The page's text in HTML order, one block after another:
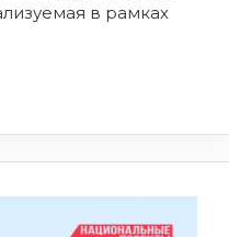
в рамках